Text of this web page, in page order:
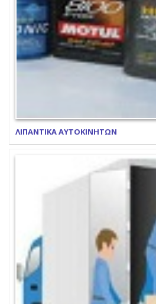
ΛΙΠΑΝΤΙΚΑ ΑΥΤΟΚΙΝΗΤΩΝ